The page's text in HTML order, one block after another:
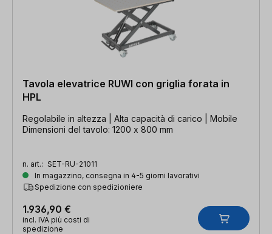
Tavola elevatrice RUWI con griglia forata in
HPL
Regolabile in altezza | Alta capacità di carico | Mobile
Dimensioni del tavolo: 1200 x 800 mm
n. art.: SET-RU-21011
In magazzino, consegna in 4-5 giorni lavorativi
Spedizione con spedizioniere
1.936,90 €
incl. IVA più costi di
spedizione